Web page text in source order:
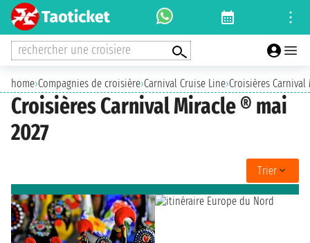
rechercher une croisiere
home›Compagnies de croisière›Carnival Cruise Line›Croisières Carnival
Croisières Carnival Miracle ® mai
2027
Trier